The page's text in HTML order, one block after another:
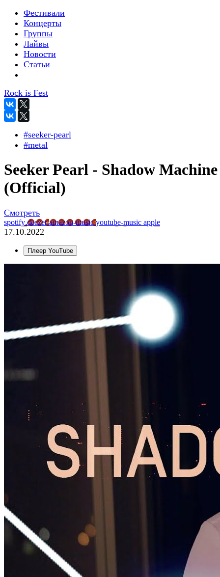
Фестивали
Концерты
Группы
Лайвы
Новости
Статьи
Rock is Fest
#seeker-pearl
#metal
Seeker Pearl - Shadow Machine
(Official)
Смотреть
spotifydeezeramazon-musicyoutube-music apple
17.10.2022
Плеер YouTube